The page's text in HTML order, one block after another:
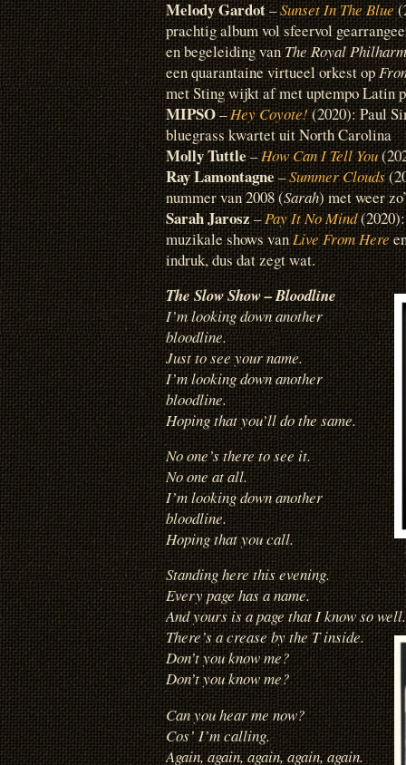
Melody Gardot–Sunset In The Blue
prachtig album vol sfeervol
en begeleiding vanThe Royal
een quarantaine virtueel orkest op
met Sting wijkt af met uptempo Latin
MIPSO–Hey Coyote!(2020): Paul
bluegrass kwartet uit North Carolina
Molly Tuttle–How Can I Tell You
Ray Lamontagne–Summer Clouds
nummer van 2008 (Sarah) met weer
Sarah Jarosz–Pay It No Mind
muzikale shows vanLive From Here
indruk, dus dat zegt wat.
The Slow Show – Bloodline
I’m looking down another
bloodline.
Just to see your name.
I’m looking down another
bloodline.
Hoping that you’ll do the same.
No one’s there to see it.
No one at all.
I’m looking down another
bloodline.
Hoping that you call.
Standing here this evening.
Every page has a name.
And yours is a page that I know so well.
There’s a crease by the T inside.
Don’t you know me?
Don’t you know me?
Can you hear me now?
Cos’ I’m calling.
Again, again, again, again, again.